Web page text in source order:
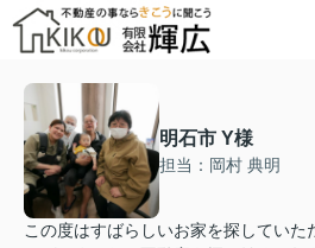
明石市 Y様
担当：岡村 典明
この度はすばらしいお家を探していた